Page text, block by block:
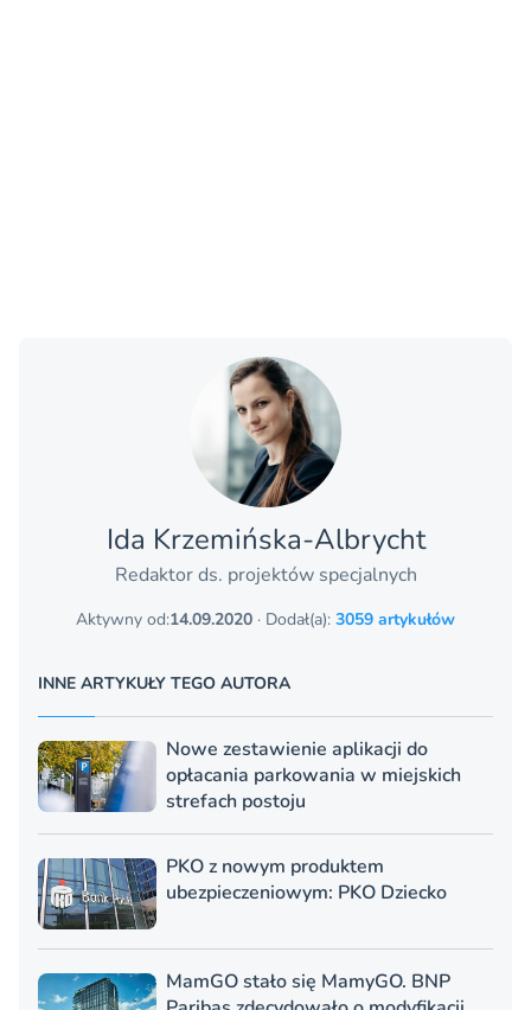
Ida Krzemińska-Albrycht
Redaktor ds. projektów specjalnych
Aktywny od:14.09.2020 · Dodał(a): 3059 artykułów
INNE ARTYKUŁY TEGO AUTORA
Nowe zestawienie aplikacji do
opłacania parkowania w miejskich
strefach postoju
PKO z nowym produktem
ubezpieczeniowym: PKO Dziecko
MamGO stało się MamyGO. BNP